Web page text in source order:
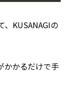
KUSANAGIの
かかるだけで手